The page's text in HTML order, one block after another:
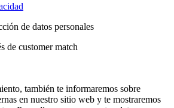
de datos personales
de customer match
también te informaremos sobre
en nuestro sitio web y te mostraremos